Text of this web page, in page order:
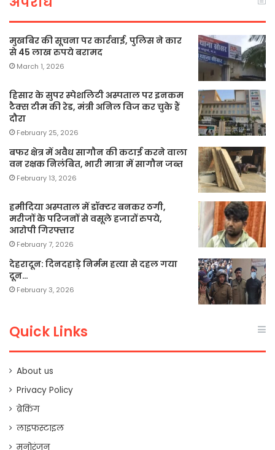
मुखबिर की सूचना पर कार्रवाई, पुलिस ने कार
से 45 लाख रुपये बरामद
March 1, 2026
हिसार के सुपर स्पेशलिटी अस्पताल पर इनकम
टैक्स टीम की रेड, मंत्री अनिल विज कर चुके हैं
दौरा
February 25, 2026
बफर क्षेत्र में अवैध सागौन की कटाई करने वाला
वन रक्षक निलंबित, भारी मात्रा में सागौन जब्त
February 13, 2026
हमीदिया अस्पताल में डॉक्टर बनकर ठगी,
मरीजों के परिजनों से वसूले हजारों रुपये,
आरोपी गिरफ्तार
February 7, 2026
देहरादून: दिनदहाड़े निर्मम हत्या से दहल गया
दून…
February 3, 2026
Quick Links
About us
Privacy Policy
ब्रेकिंग
लाइफस्टाइल
मनोरंजन